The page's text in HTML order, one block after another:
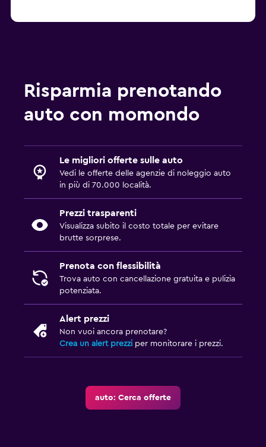
Risparmia prenotando
auto con momondo
Le migliori offerte sulle auto
Vedi le offerte delle agenzie di noleggio auto
in più di 70.000 località.
Prezzi trasparenti
Visualizza subito il costo totale per evitare
brutte sorprese.
Prenota con flessibilità
Trova auto con cancellazione gratuita e pulizia
potenziata.
Alert prezzi
Non vuoi ancora prenotare?
Crea un alert prezzi per monitorare i prezzi.
auto: Cerca offerte